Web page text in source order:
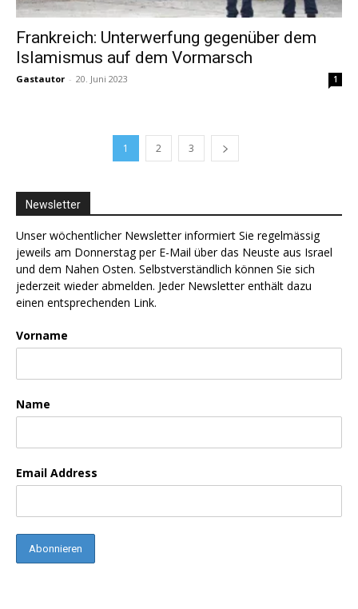
Frankreich: Unterwerfung gegenüber dem
Islamismus auf dem Vormarsch
Gastautor - 20. Juni 2023 1
1 2 3
Newsletter
Unser wöchentlicher Newsletter informiert Sie regelmässig
jeweils am Donnerstag per E-Mail über das Neuste aus Israel
und dem Nahen Osten. Selbstverständlich können Sie sich
jederzeit wieder abmelden. Jeder Newsletter enthält dazu
einen entsprechenden Link.
Vorname
Name
Email Address